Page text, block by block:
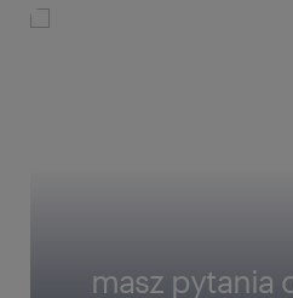
masz pytania